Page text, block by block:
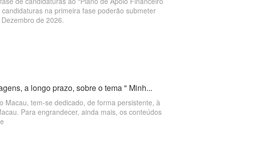
na primeira fase poderão submeter
de 2026.
a longo prazo, sobre o tema " Minh...
Macau, tem-se dedicado, de forma persistente, à
Para engrandecer, ainda mais, os conteúdos